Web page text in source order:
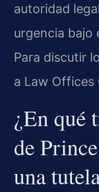
autoridad
urgencia bajo
Para discutir
a Law Offices
¿En qué
de
una